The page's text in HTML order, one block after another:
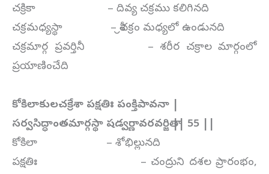
చక్రికా – దివ్య చక్రము కలిగినది
చక్రమధ్యస్థా – శ్రీచక్రం మధ్యలో ఉండునది
చక్రమార్గ ప్రవర్తినీ – శరీర చక్రాల మార్గంలో
ప్రయాణించేది
కోకిలాకులచక్రేశా పక్షతిః పంక్తిపావనా |
సర్వసిద్ధాంతమార్గస్థా షడ్వర్ణావరవర్జితా || 55 ||
కోకిలా – శోభిల్లునది
పక్షతిః – చంద్రుని దశల ప్రారంభం,